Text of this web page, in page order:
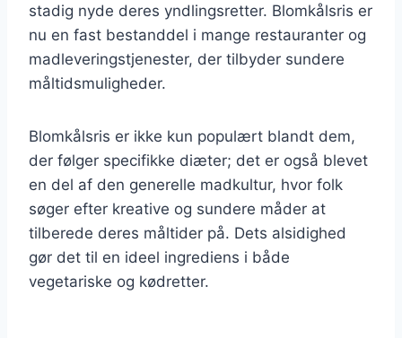
stadig nyde deres yndlingsretter. Blomkålsris er
nu en fast bestanddel i mange restauranter og
madleveringstjenester, der tilbyder sundere
måltidsmuligheder.
Blomkålsris er ikke kun populært blandt dem,
der følger specifikke diæter; det er også blevet
en del af den generelle madkultur, hvor folk
søger efter kreative og sundere måder at
tilberede deres måltider på. Dets alsidighed
gør det til en ideel ingrediens i både
vegetariske og kødretter.